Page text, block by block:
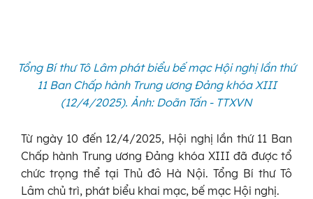
Tổng Bí thư Tô Lâm phát biểu bế mạc Hội nghị lần thứ
11 Ban Chấp hành Trung ương Đảng khóa XIII
(12/4/2025). Ảnh: Doãn Tấn - TTXVN
Từ ngày 10 đến 12/4/2025, Hội nghị lần thứ 11 Ban
Chấp hành Trung ương Đảng khóa XIII đã được tổ
chức trọng thể tại Thủ đô Hà Nội. Tổng Bí thư Tô
Lâm chủ trì, phát biểu khai mạc, bế mạc Hội nghị.